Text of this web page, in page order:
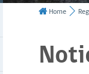
Home